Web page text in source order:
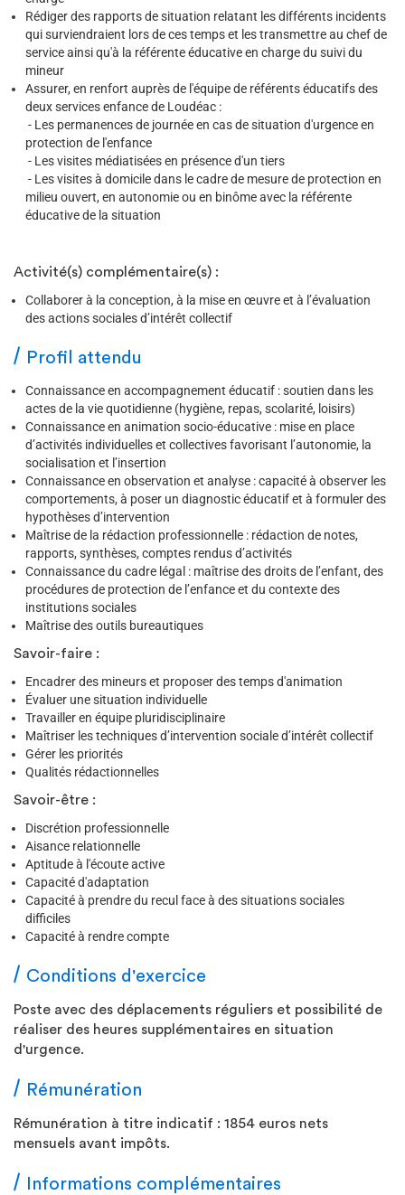
Rédiger des rapports de situation relatant les différents incidents
qui surviendraient lors de ces temps et les transmettre au chef de
service ainsi qu'à la référente éducative en charge du suivi du
mineur
Assurer, en renfort auprès de l'équipe de référents éducatifs des
deux services enfance de Loudéac :
- Les permanences de journée en cas de situation d'urgence en
protection de l'enfance
- Les visites médiatisées en présence d'un tiers
- Les visites à domicile dans le cadre de mesure de protection en
milieu ouvert, en autonomie ou en binôme avec la référente
éducative de la situation
Activité(s) complémentaire(s) :
Collaborer à la conception, à la mise en œuvre et à l’évaluation
des actions sociales d’intérêt collectif
Profil attendu
Connaissance en accompagnement éducatif : soutien dans les
actes de la vie quotidienne (hygiène, repas, scolarité, loisirs)
Connaissance en animation socio-éducative : mise en place
d’activités individuelles et collectives favorisant l’autonomie, la
socialisation et l’insertion
Connaissance en observation et analyse : capacité à observer les
comportements, à poser un diagnostic éducatif et à formuler des
hypothèses d’intervention
Maîtrise de la rédaction professionnelle : rédaction de notes,
rapports, synthèses, comptes rendus d’activités
Connaissance du cadre légal : maîtrise des droits de l’enfant, des
procédures de protection de l’enfance et du contexte des
institutions sociales
Maîtrise des outils bureautiques
Savoir-faire :
Encadrer des mineurs et proposer des temps d'animation
Évaluer une situation individuelle
Travailler en équipe pluridisciplinaire
Maîtriser les techniques d’intervention sociale d’intérêt collectif
Gérer les priorités
Qualités rédactionnelles
Savoir-être :
Discrétion professionnelle
Aisance relationnelle
Aptitude à l'écoute active
Capacité d'adaptation
Capacité à prendre du recul face à des situations sociales
difficiles
Capacité à rendre compte
Conditions d'exercice
Poste avec des déplacements réguliers et possibilité de
réaliser des heures supplémentaires en situation
d'urgence.
Rémunération
Rémunération à titre indicatif : 1854 euros nets
mensuels avant impôts.
Informations complémentaires